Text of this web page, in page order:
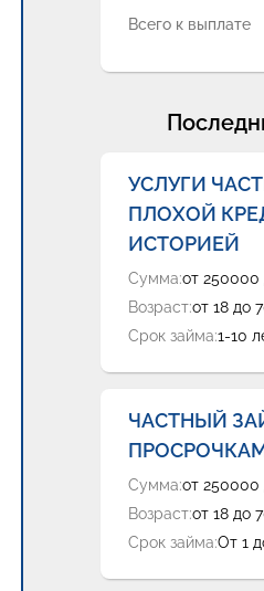
Всего к выплате
УСЛУГИ
ПЛОХОЙ
ИСТОРИЕЙ
Сумма:от
Возраст:от 18 до
Срок займа:1-10
ЧАСТНЫЙ
Сумма:от
Возраст:от 18 до
Срок займа:От 1